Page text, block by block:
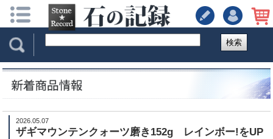
検索
2026.05.07
ザギマウンテンクォーツ磨き152g レインボー!をUP